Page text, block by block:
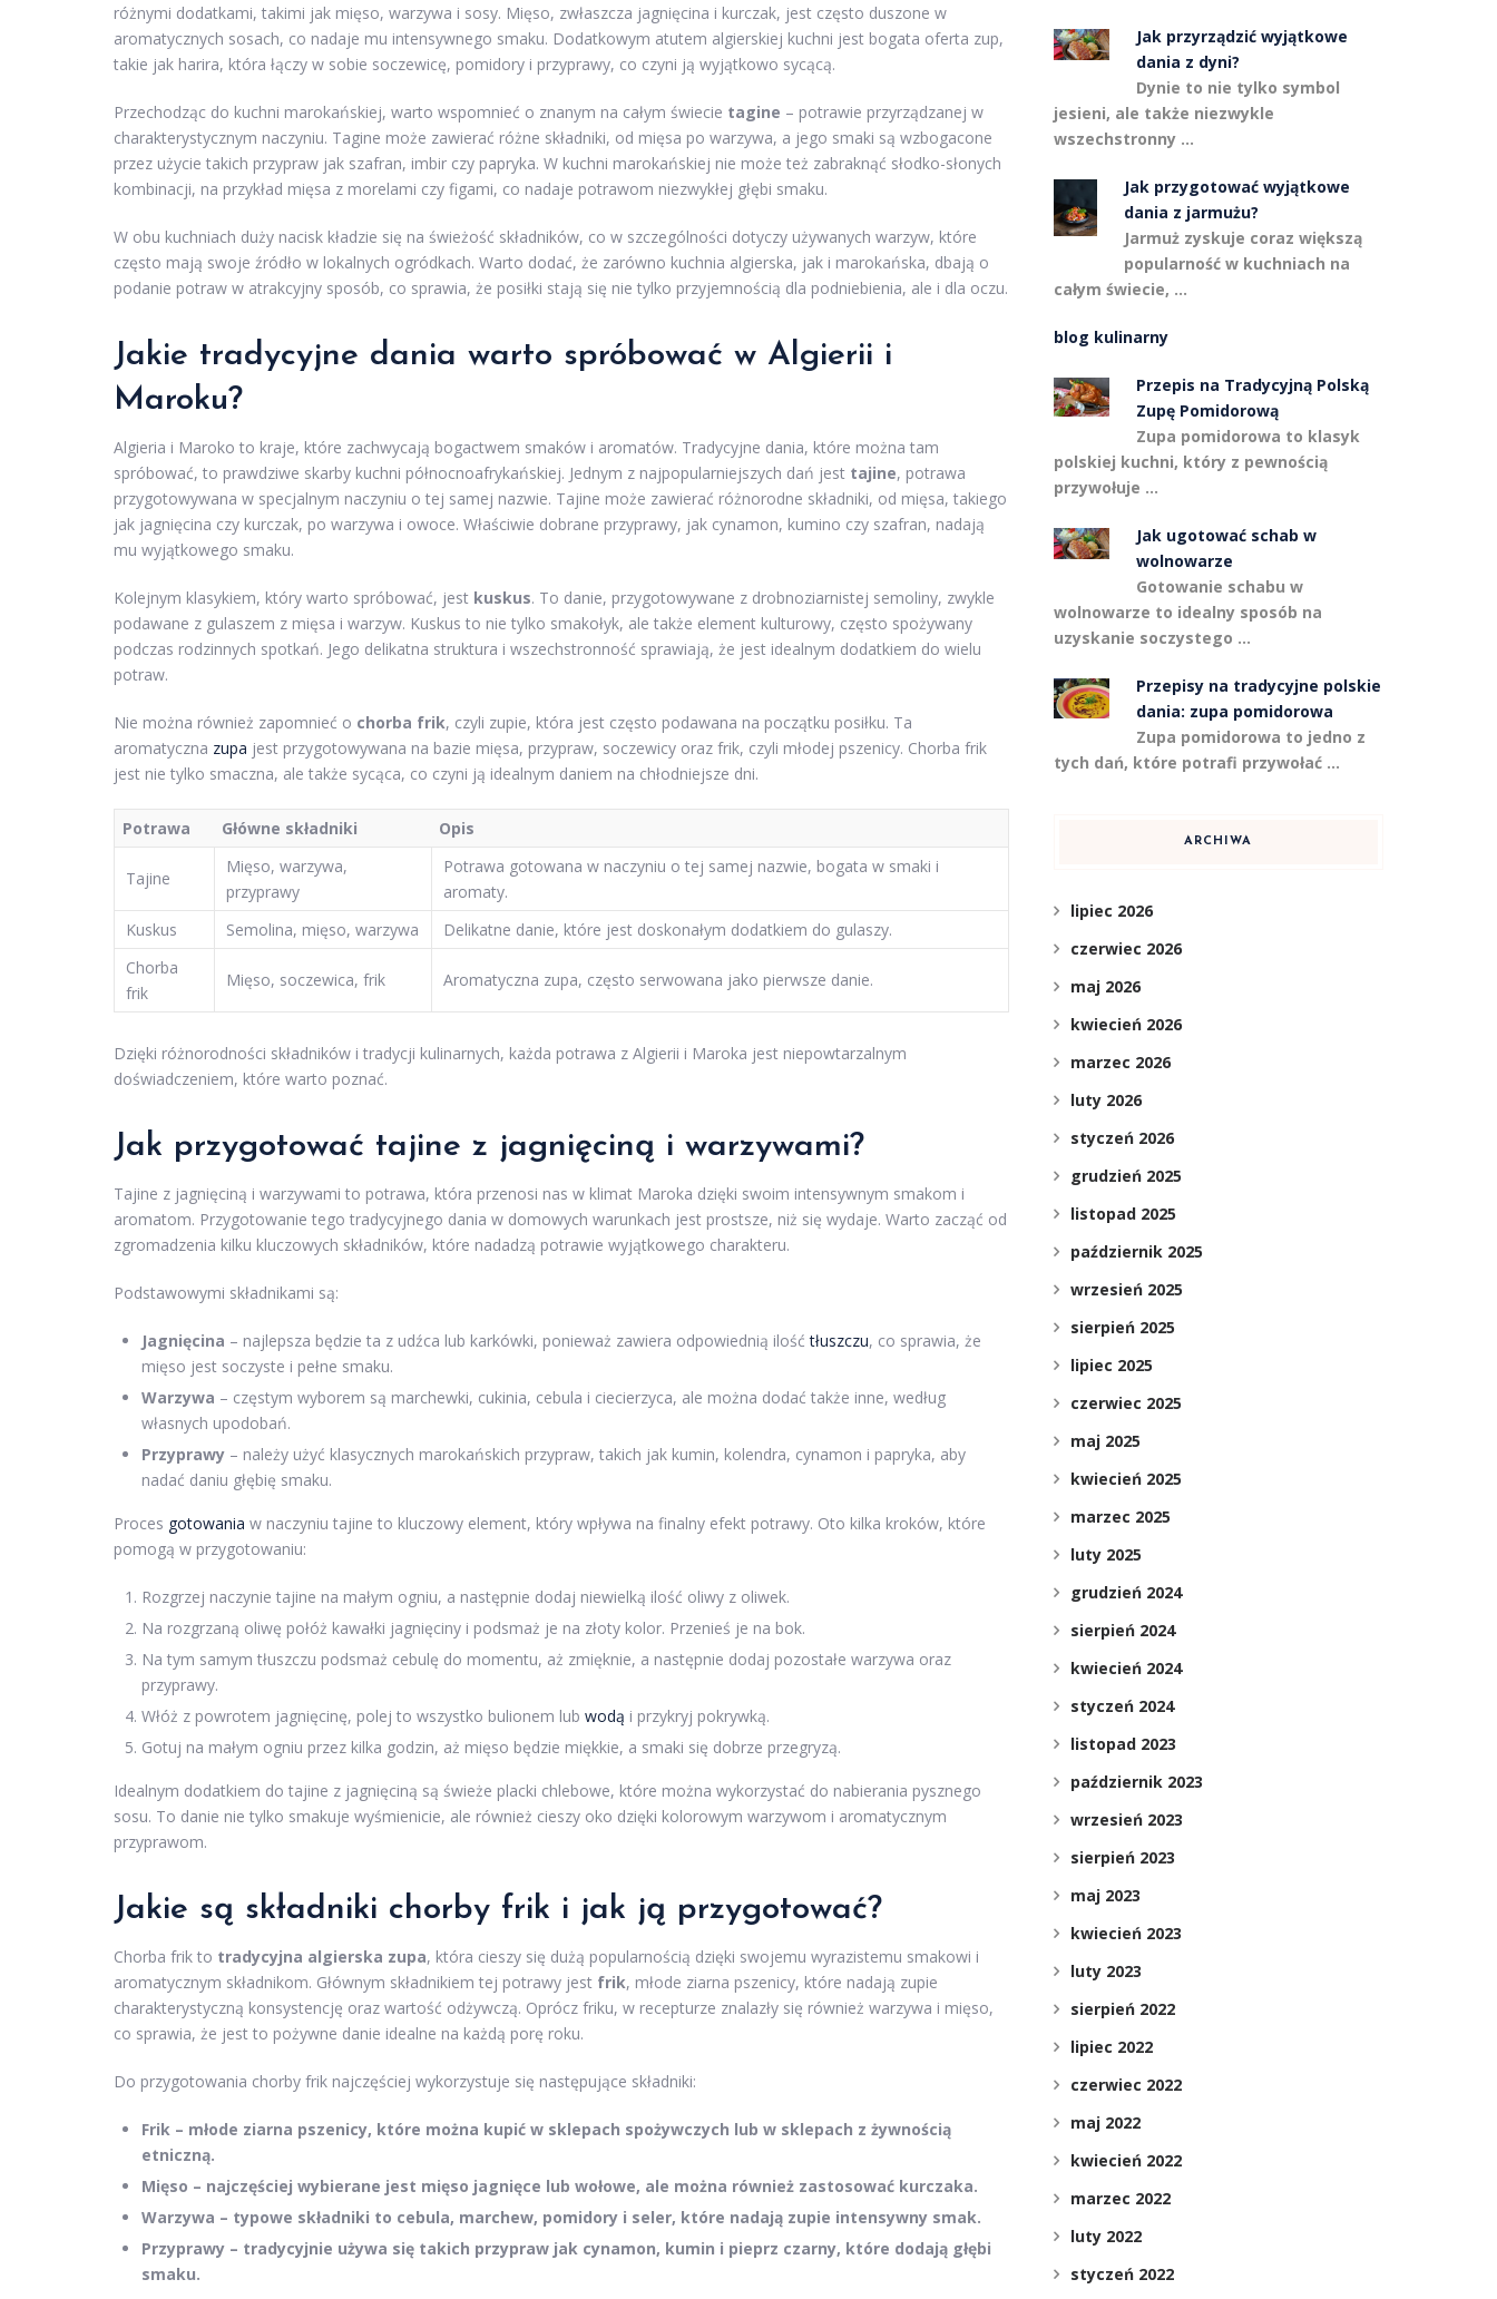
różnymi dodatkami, takimi jak mięso, warzywa i sosy. Mięso, zwłaszcza jagnięcina i kurczak, jest często duszone w
aromatycznych sosach, co nadaje mu intensywnego smaku. Dodatkowym atutem algierskiej kuchni jest bogata oferta zup,
takie jak harira, która łączy w sobie soczewicę, pomidory i przyprawy, co czyni ją wyjątkowo sycącą.
Przechodząc do kuchni marokańskiej, warto wspomnieć o znanym na całym świecie tagine – potrawie przyrządzanej w
charakterystycznym naczyniu. Tagine może zawierać różne składniki, od mięsa po warzywa, a jego smaki są wzbogacone
przez użycie takich przypraw jak szafran, imbir czy papryka. W kuchni marokańskiej nie może też zabraknąć słodko-słonych
kombinacji, na przykład mięsa z morelami czy figami, co nadaje potrawom niezwykłej głębi smaku.
W obu kuchniach duży nacisk kładzie się na świeżość składników, co w szczególności dotyczy używanych warzyw, które
często mają swoje źródło w lokalnych ogródkach. Warto dodać, że zarówno kuchnia algierska, jak i marokańska, dbają o
podanie potraw w atrakcyjny sposób, co sprawia, że posiłki stają się nie tylko przyjemnością dla podniebienia, ale i dla oczu.
Jakie tradycyjne dania warto spróbować w Algierii i
Maroku?
Algieria i Maroko to kraje, które zachwycają bogactwem smaków i aromatów. Tradycyjne dania, które można tam
spróbować, to prawdziwe skarby kuchni północnoafrykańskiej. Jednym z najpopularniejszych dań jest tajine, potrawa
przygotowywana w specjalnym naczyniu o tej samej nazwie. Tajine może zawierać różnorodne składniki, od mięsa, takiego
jak jagnięcina czy kurczak, po warzywa i owoce. Właściwie dobrane przyprawy, jak cynamon, kumino czy szafran, nadają
mu wyjątkowego smaku.
Kolejnym klasykiem, który warto spróbować, jest kuskus. To danie, przygotowywane z drobnoziarnistej semoliny, zwykle
podawane z gulaszem z mięsa i warzyw. Kuskus to nie tylko smakołyk, ale także element kulturowy, często spożywany
podczas rodzinnych spotkań. Jego delikatna struktura i wszechstronność sprawiają, że jest idealnym dodatkiem do wielu
potraw.
Nie można również zapomnieć o chorba frik, czyli zupie, która jest często podawana na początku posiłku. Ta
aromatyczna zupa jest przygotowywana na bazie mięsa, przypraw, soczewicy oraz frik, czyli młodej pszenicy. Chorba frik
jest nie tylko smaczna, ale także sycąca, co czyni ją idealnym daniem na chłodniejsze dni.
Potrawa Główne składniki Opis
Tajine
Mięso, warzywa,
przyprawy
Potrawa gotowana w naczyniu o tej samej nazwie, bogata w smaki i
aromaty.
Kuskus
Semolina, mięso, warzywa
Delikatne danie, które jest doskonałym dodatkiem do gulaszy.
Chorba
frik
Mięso, soczewica, frik Aromatyczna zupa, często serwowana jako pierwsze danie.
Dzięki różnorodności składników i tradycji kulinarnych, każda potrawa z Algierii i Maroka jest niepowtarzalnym
doświadczeniem, które warto poznać.
Jak przygotować tajine z jagnięciną i warzywami?
Tajine z jagnięciną i warzywami to potrawa, która przenosi nas w klimat Maroka dzięki swoim intensywnym smakom i
aromatom. Przygotowanie tego tradycyjnego dania w domowych warunkach jest prostsze, niż się wydaje. Warto zacząć od
zgromadzenia kilku kluczowych składników, które nadadzą potrawie wyjątkowego charakteru.
Podstawowymi składnikami są:
Jagnięcina – najlepsza będzie ta z udźca lub karkówki, ponieważ zawiera odpowiednią ilośćtłuszczu, co sprawia, że
mięso jest soczyste i pełne smaku.
Warzywa – częstym wyborem są marchewki, cukinia, cebula i ciecierzyca, ale można dodać także inne, według
własnych upodobań.
Przyprawy – należy użyć klasycznych marokańskich przypraw, takich jak kumin, kolendra, cynamon i papryka, aby
nadać daniu głębię smaku.
Proces gotowania w naczyniu tajine to kluczowy element, który wpływa na finalny efekt potrawy. Oto kilka kroków, które
pomogą w przygotowaniu:
Rozgrzej naczynie tajine na małym ogniu, a następnie dodaj niewielką ilość oliwy z oliwek.
Na rozgrzaną oliwę połóż kawałki jagnięciny i podsmaż je na złoty kolor. Przenieś je na bok.
Na tym samym tłuszczu podsmaż cebulę do momentu, aż zmięknie, a następnie dodaj pozostałe warzywa oraz
przyprawy.
Włóż z powrotem jagnięcinę, polej to wszystko bulionem lub wodą i przykryj pokrywką.
Gotuj na małym ogniu przez kilka godzin, aż mięso będzie miękkie, a smaki się dobrze przegryzą.
Idealnym dodatkiem do tajine z jagnięciną są świeże placki chlebowe, które można wykorzystać do nabierania pysznego
sosu. To danie nie tylko smakuje wyśmienicie, ale również cieszy oko dzięki kolorowym warzywom i aromatycznym
przyprawom.
Jakie są składniki chorby frik i jak ją przygotować?
Chorba frik to tradycyjna algierska zupa, która cieszy się dużą popularnością dzięki swojemu wyrazistemu smakowi i
aromatycznym składnikom. Głównym składnikiem tej potrawy jest frik, młode ziarna pszenicy, które nadają zupie
charakterystyczną konsystencję oraz wartość odżywczą. Oprócz friku, w recepturze znalazły się również warzywa i mięso,
co sprawia, że jest to pożywne danie idealne na każdą porę roku.
Do przygotowania chorby frik najczęściej wykorzystuje się następujące składniki:
Frik – młode ziarna pszenicy, które można kupić w sklepach spożywczych lub w sklepach z żywnością
etniczną.
Mięso – najczęściej wybierane jest mięso jagnięce lub wołowe, ale można również zastosować kurczaka.
Warzywa – typowe składniki to cebula, marchew, pomidory i seler, które nadają zupie intensywny smak.
Przyprawy – tradycyjnie używa się takich przypraw jak cynamon, kumin i pieprz czarny, które dodają głębi
smaku.
Jak przyrządzić wyjątkowe
dania z dyni?
Dynie to nie tylko symbol
jesieni, ale także niezwykle
wszechstronny …
Jak przygotować wyjątkowe
dania z jarmużu?
Jarmuż zyskuje coraz większą
popularność w kuchniach na
całym świecie, …
blog kulinarny
Przepis na Tradycyjną Polską
Zupę Pomidorową
Zupa pomidorowa to klasyk
polskiej kuchni, który z pewnością
przywołuje …
Jak ugotować schab w
wolnowarze
Gotowanie schabu w
wolnowarze to idealny sposób na
uzyskanie soczystego …
Przepisy na tradycyjne polskie
dania: zupa pomidorowa
Zupa pomidorowa to jedno z
tych dań, które potrafi przywołać …
ARCHIWA
lipiec 2026
czerwiec 2026
maj 2026
kwiecień 2026
marzec 2026
luty 2026
styczeń 2026
grudzień 2025
listopad 2025
październik 2025
wrzesień 2025
sierpień 2025
lipiec 2025
czerwiec 2025
maj 2025
kwiecień 2025
marzec 2025
luty 2025
grudzień 2024
sierpień 2024
kwiecień 2024
styczeń 2024
listopad 2023
październik 2023
wrzesień 2023
sierpień 2023
maj 2023
kwiecień 2023
luty 2023
sierpień 2022
lipiec 2022
czerwiec 2022
maj 2022
kwiecień 2022
marzec 2022
luty 2022
styczeń 2022